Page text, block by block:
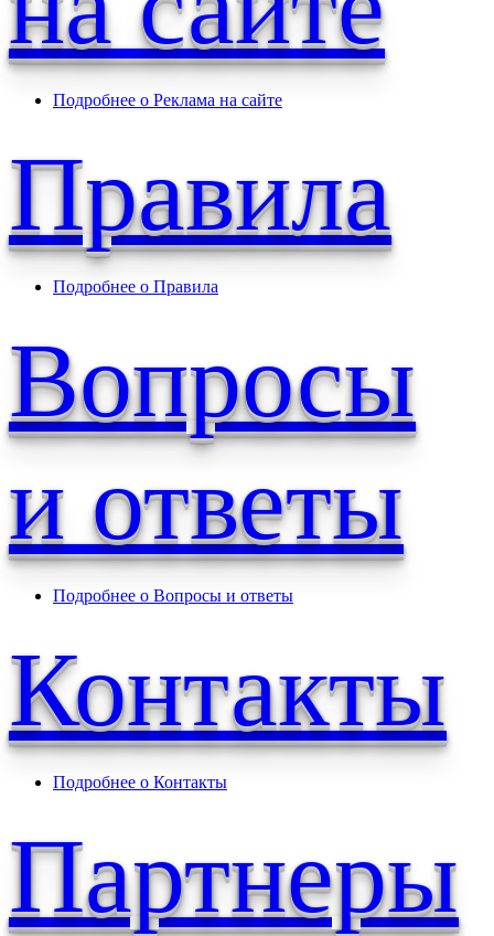
Подробнее о Реклама на сайте
Правила
Подробнее о Правила
Вопросы
и ответы
Подробнее о Вопросы и ответы
Контакты
Подробнее о Контакты
Партнеры